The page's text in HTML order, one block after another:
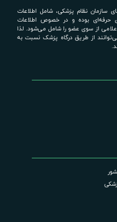
سازمان نظام پزشکی، شامل اطلاعات
حرفه‌ای بوده و در خصوص اطلاعات
از سوی عضو را شامل می‌شود. لذا
از طریق درگاه پزشک نسبت به